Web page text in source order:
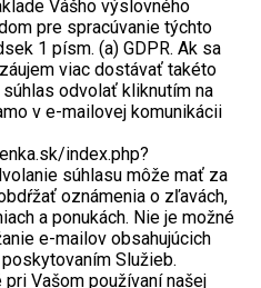
Vášho výslovného
pre spracúvanie týchto
1 písm. (a) GDPR. Ak sa
viac dostávať takéto
odvolať kliknutím na
v e-mailovej komunikácii
index.php?
súhlasu môže mať za
oznámenia o zľavách,
a ponukách. Nie je možné
e-mailov obsahujúcich
Služieb.
Vašom používaní našej